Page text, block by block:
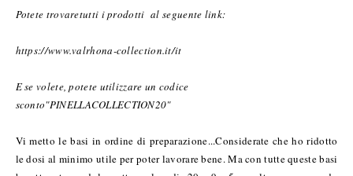
Potete trovaretutti i prodotti al seguente link:
https://www.valrhona-collection.it/it
E se volete, potete utilizzare un codice
sconto"PINELLACOLLECTION20"
Vi metto le basi in ordine di preparazione...Considerate che ho ridotto
le dosi al minimo utile per poter lavorare bene. Ma con tutte queste basi